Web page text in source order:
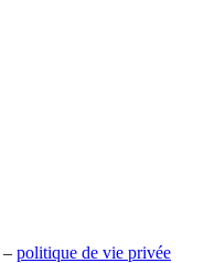
– politique de vie privée